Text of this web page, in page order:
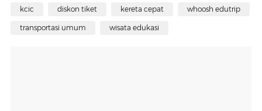
kcic diskon tiket kereta cepat whoosh edutrip
transportasi umum wisata edukasi